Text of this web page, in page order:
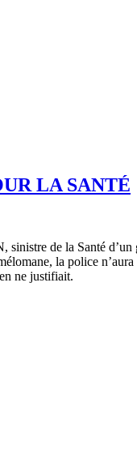
LA SANTÉ
de la Santé d’un
la police
ne justifiait.